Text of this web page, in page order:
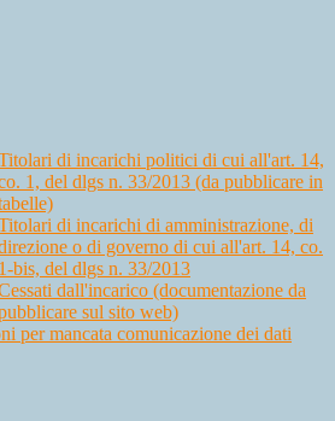
di incarichi politici di cui all'art. 14,
1, del dlgs n. 33/2013 (da pubblicare in
di incarichi di amministrazione, di
o di governo di cui all'art. 14, co.
1-bis, del dlgs n. 33/2013
dall'incarico (documentazione da
sul sito web)
per mancata comunicazione dei dati